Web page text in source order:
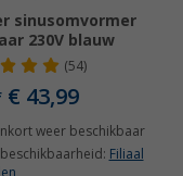
sinusomvormer
230V blauw
(54)
€ 43,99
weer beschikbaar
Filiaal